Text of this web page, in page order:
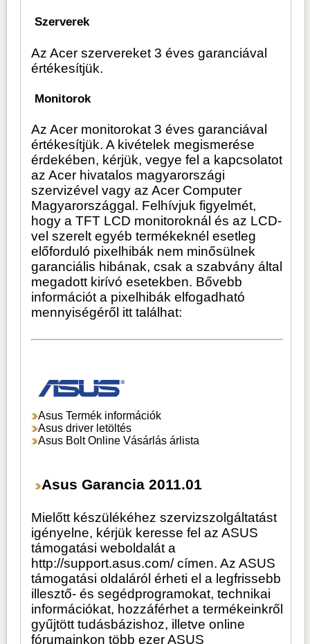
Szerverek
Az Acer szervereket 3 éves garanciával
értékesítjük.
Monitorok
Az Acer monitorokat 3 éves garanciával
értékesítjük. A kivételek megismerése
érdekében, kérjük, vegye fel a kapcsolatot
az Acer hivatalos magyarországi
szervizével vagy az Acer Computer
Magyarországgal. Felhívjuk figyelmét,
hogy a TFT LCD monitoroknál és az LCD-
vel szerelt egyéb termékeknél esetleg
előforduló pixelhibák nem minősülnek
garanciális hibának, csak a szabvány által
megadott kirívó esetekben. Bővebb
információt a pixelhibák elfogadható
mennyiségéről itt találhat:
Asus Termék információk
Asus driver letöltés
Asus Bolt Online Vásárlás árlista
Asus Garancia 2011.01
Mielőtt készülékéhez szervizszolgáltatást
igényelne, kérjük keresse fel az ASUS
támogatási weboldalát a
http://support.asus.com/címen. Az ASUS
támogatási oldaláról érheti el a legfrissebb
illesztő- és segédprogramokat, technikai
információkat, hozzáférhet a termékeinkről
gyűjtött tudásbázishoz, illetve online
fórumainkon több ezer ASUS